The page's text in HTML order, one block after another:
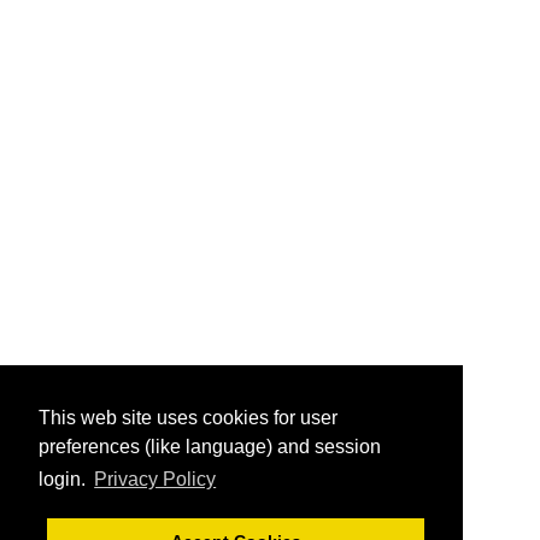
This web site uses cookies for user
preferences (like language) and session
login. Privacy Policy